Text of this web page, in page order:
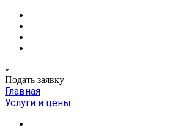
Подать заявку
Главная
Услуги и цены